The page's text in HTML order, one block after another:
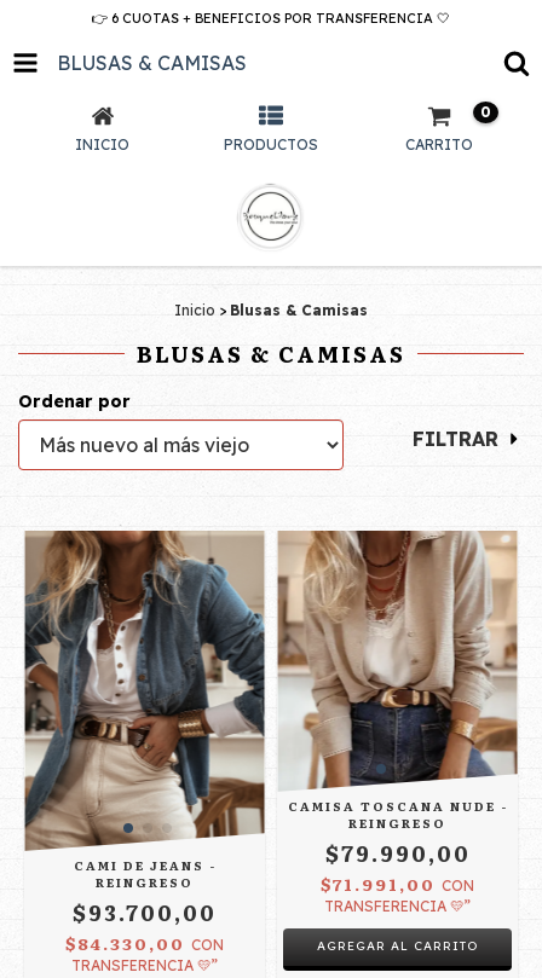
👉 6 CUOTAS + BENEFICIOS POR TRANSFERENCIA 🤍
BLUSAS & CAMISAS
INICIO PRODUCTOS CARRITO
0
Inicio > Blusas & Camisas
BLUSAS & CAMISAS
Ordenar por
FILTRAR
CAMI DE JEANS -
REINGRESO
$93.700,00
$84.330,00 CON
TRANSFERENCIA 💛”
CAMISA TOSCANA NUDE -
REINGRESO
$79.990,00
$71.991,00 CON
TRANSFERENCIA 💛”
AGREGAR AL CARRITO